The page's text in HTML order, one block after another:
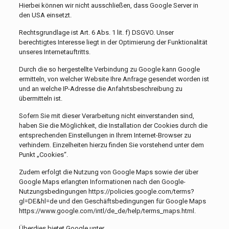
Hierbei können wir nicht ausschließen, dass Google Server in
den USA einsetzt.
Rechtsgrundlage ist Art. 6 Abs. 1 lit. f) DSGVO. Unser
berechtigtes Interesse liegt in der Optimierung der Funktionalität
unseres Internetauftritts.
Durch die so hergestellte Verbindung zu Google kann Google
ermitteln, von welcher Website Ihre Anfrage gesendet worden ist
und an welche IP-Adresse die Anfahrtsbeschreibung zu
übermitteln ist.
Sofern Sie mit dieser Verarbeitung nicht einverstanden sind,
haben Sie die Möglichkeit, die Installation der Cookies durch die
entsprechenden Einstellungen in Ihrem Internet-Browser zu
verhindern. Einzelheiten hierzu finden Sie vorstehend unter dem
Punkt „Cookies“.
Zudem erfolgt die Nutzung von Google Maps sowie der über
Google Maps erlangten Informationen nach den Google-
Nutzungsbedingungen https://policies.google.com/terms?
gl=DE&hl=de und den Geschäftsbedingungen für Google Maps
https://www.google.com/intl/de_de/help/terms_maps.html.